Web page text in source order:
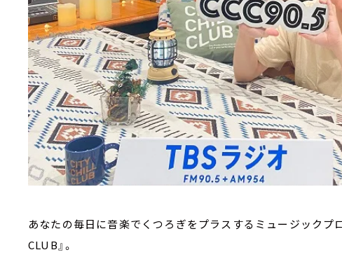
あなたの毎日に音楽でくつろぎをプラスするミュージックプ
CLUB』。